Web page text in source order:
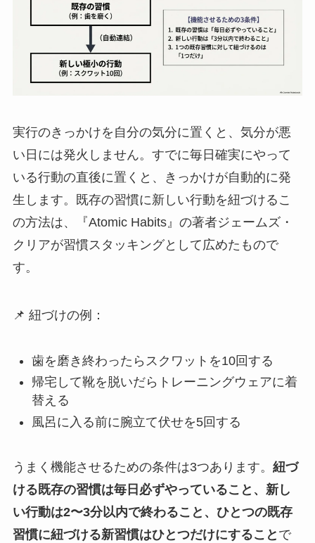
実行のきっかけを自分の気分に置くと、気分が悪
い日には発火しません。すでに毎日確実にやって
いる行動の直後に置くと、きっかけが自動的に発
生します。既存の習慣に新しい行動を紐づけるこ
の方法は、『Atomic Habits』の著者ジェームズ・
クリアが習慣スタッキングとして広めたもので
す。
📌 紐づけの例：
歯を磨き終わったらスクワットを10回する
帰宅して靴を脱いだらトレーニングウェアに着
替える
風呂に入る前に腕立て伏せを5回する
うまく機能させるための条件は3つあります。 紐づ
ける既存の習慣は毎日必ずやっていること、新し
い行動は2〜3分以内で終わること、ひとつの既存
習慣に紐づける新習慣はひとつだけにすること で